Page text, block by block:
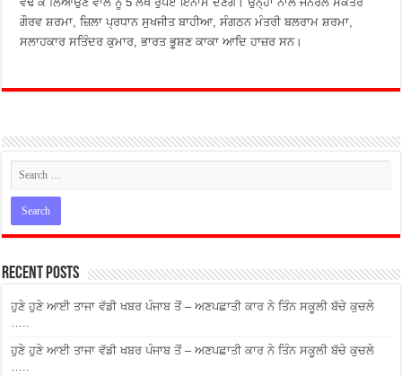
ਗੌਰਵ ਸ਼ਰਮਾ, ਜ਼ਿਲਾ ਪ੍ਰਧਾਨ ਸੁਖਜੀਤ ਬਾਹੀਆ, ਸੰਗਠਨ ਮੰਤਰੀ ਬਲਰਾਮ ਸ਼ਰਮਾ,
ਸਲਾਹਕਾਰ ਸਤਿੰਦਰ ਕੁਮਾਰ, ਭਾਰਤ ਭੂਸ਼ਣ ਕਾਕਾ ਆਦਿ ਹਾਜ਼ਰ ਸਨ।
Recent Posts
ਹੁਣੇ ਹੁਣੇ ਆਈ ਤਾਜਾ ਵੱਡੀ ਖਬਰ ਪੰਜਾਬ ਤੋਂ – ਅਣਪਛਾਤੀ ਕਾਰ ਨੇ ਤਿੰਨ ਸਕੂਲੀ ਬੱਚੇ ਕੁਚਲੇ
…..
ਹੁਣੇ ਹੁਣੇ ਆਈ ਤਾਜਾ ਵੱਡੀ ਖਬਰ ਪੰਜਾਬ ਤੋਂ – ਅਣਪਛਾਤੀ ਕਾਰ ਨੇ ਤਿੰਨ ਸਕੂਲੀ ਬੱਚੇ ਕੁਚਲੇ
…..